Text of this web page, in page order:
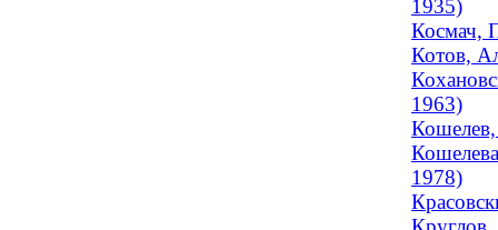
1935)
Космач,
Котов,
1963)
Кошелев,
1978)